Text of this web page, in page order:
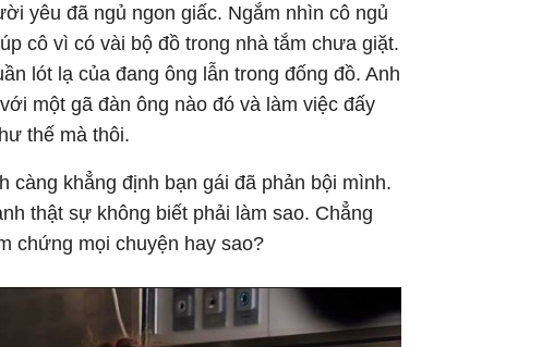
yêu đã ngủ ngon giấc. Ngắm nhìn cô ngủ
cô vì có vài bộ đồ trong nhà tắm chưa giặt.
lót lạ của đang ông lẫn trong đống đồ. Anh
một gã đàn ông nào đó và làm việc đấy
thế mà thôi.
càng khẳng định bạn gái đã phản bội mình.
thật sự không biết phải làm sao. Chẳng
chứng mọi chuyện hay sao?